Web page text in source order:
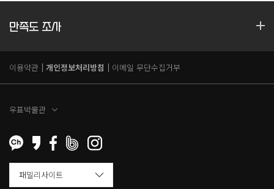
만족도 조사
이용약관 개인정보처리방침 이메일 무단수집거부
우표박물관